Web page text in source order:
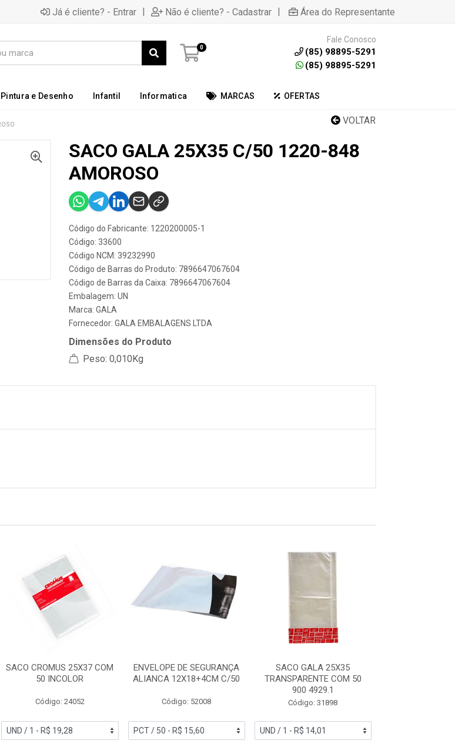
Já é cliente? - Entrar | Não é cliente? - Cadastrar | Área do Representante
0
Fale Conosco
(85) 98895-5291
(85) 98895-5291
Pintura e Desenho Infantil Informatica MARCAS OFERTAS
VOLTAR
SACO GALA 25X35 C/50 1220-848
AMOROSO
Código do Fabricante: 1220200005-1
Código: 33600
Código NCM: 39232990
Código de Barras do Produto: 7896647067604
Código de Barras da Caixa: 7896647067604
Embalagem: UN
Marca: GALA
Fornecedor: GALA EMBALAGENS LTDA
Dimensões do Produto
Peso: 0,010Kg
SACO CROMUS 25X37 COM
50 INCOLOR
Código: 24052
ENVELOPE DE SEGURANÇA
ALIANCA 12X18+4CM C/50
Código: 52008
SACO GALA 25X35
TRANSPARENTE COM 50
900 4929.1
Código: 31898